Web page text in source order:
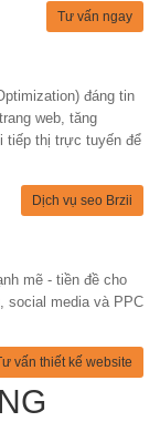
Tư vấn ngay
đáng tin
web, tăng
tiếp thị trực tuyến để
Dịch vụ seo Brzii
mẽ - tiền đề cho
social media và PPC
vấn thiết kế website